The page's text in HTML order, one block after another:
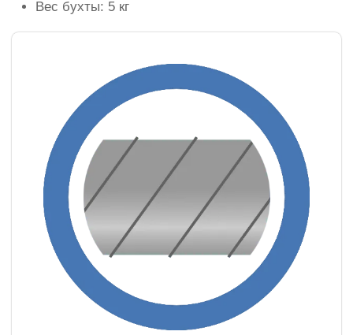
Вес бухты: 5 кг